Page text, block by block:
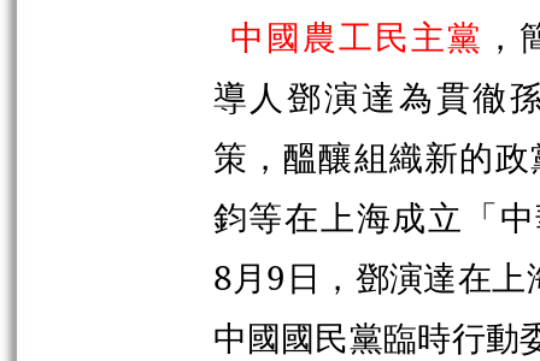
中國農工民主黨
導人鄧演達為貫徹
策，醞釀組織新的
鈞等在上海成立「
8月9日，鄧演達在
中國國民黨臨時行動